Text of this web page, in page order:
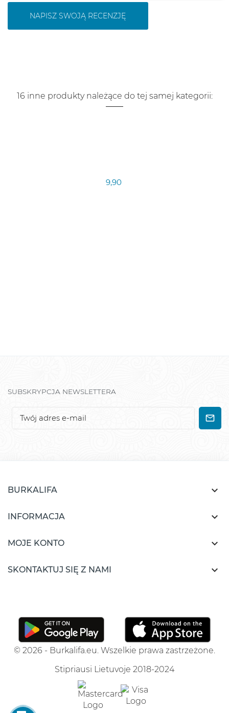
NAPISZ SWOJĄ RECENZJĘ
16 inne produkty należące do tej samej kategorii:
9,90
SUBSKRYPCJA NEWSLETTERA
BURKALIFA 
INFORMACJA 
MOJE KONTO 
SKONTAKTUJ SIĘ Z NAMI 
© 2026 - Burkalifa.eu. Wszelkie prawa zastrzeżone.
Stipriausi Lietuvoje 2018-2024